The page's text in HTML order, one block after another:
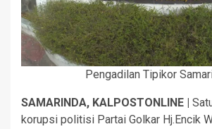
Pengadilan Tipikor
SAMARINDA, KALPOSTONLINE |
korupsi politisi Partai Golkar Hj.Encik